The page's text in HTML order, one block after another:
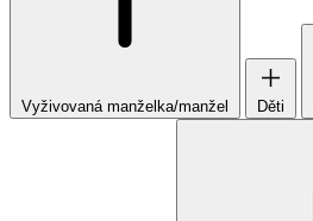
Vyživovaná manželka/manžel Děti